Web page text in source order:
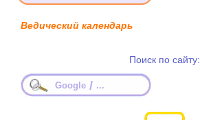
Ведический календарь
Поиск по сайту:
Google / ...